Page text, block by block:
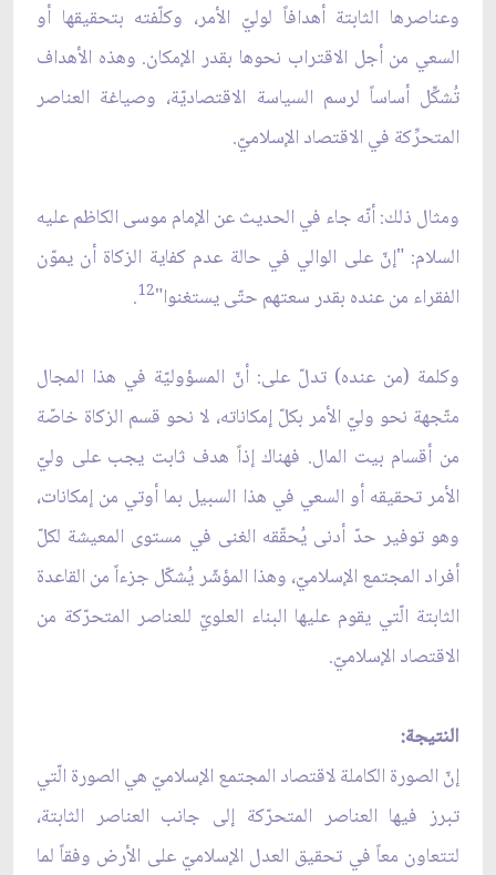
وعناصرها الثابتة أهدافاً لوليّ الأمر، وكلّفته بتحقيقها أو
السعي من أجل الاقتراب نحوها بقدر الإمكان. وهذه الأهداف
تُشكِّل أساساً لرسم السياسة الاقتصاديّة، وصياغة العناصر
المتحرِّكة في الاقتصاد الإسلاميّ.
ومثال ذلك: أنّه جاء في الحديث عن الإمام موسى الكاظم عليه
السلام: "إنّ على الوالي في حالة عدم كفاية الزكاة أن يموّن
الفقراء من عنده بقدر سعتهم حتّى يستغنوا"12
.
وكلمة (من عنده) تدلّ على: أنّ المسؤوليّة في هذا المجال
متّجهة نحو وليّ الأمر بكلّ إمكاناته، لا نحو قسم الزكاة خاصّة
من أقسام بيت المال. فهناك إذاً هدف ثابت يجب على وليّ
الأمر تحقيقه أو السعي في هذا السبيل بما أوتي من إمكانات،
وهو توفير حدّ أدنى يُحقّقه الغنى في مستوى المعيشة لكلّ
أفراد المجتمع الإسلاميّ، وهذا المؤشّر يُشكّل جزءاً من القاعدة
الثابتة الّتي يقوم عليها البناء العلويّ للعناصر المتحرّكة من
الاقتصاد الإسلاميّ.
النتيجة:
إنّ الصورة الكاملة لاقتصاد المجتمع الإسلاميّ هي الصورة الّتي
تبرز فيها العناصر المتحرّكة إلى جانب العناصر الثابتة،
لتتعاون معاً في تحقيق العدل الإسلاميّ على الأرض وفقاً لما